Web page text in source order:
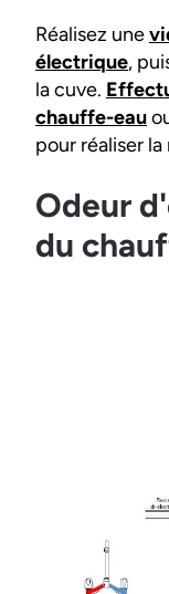
Réalisez une
électrique,
la cuve.
chauffe-eau
pour réaliser
Odeur
du